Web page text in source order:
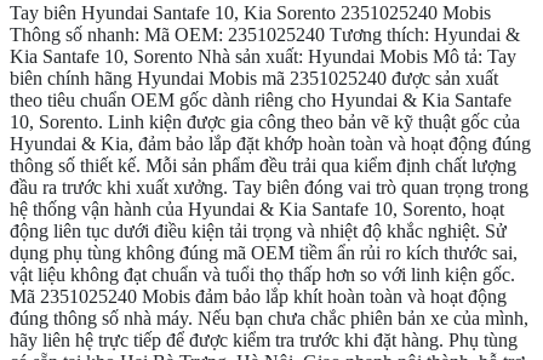
Tay biên Hyundai Santafe 10, Kia Sorento 2351025240 Mobis
Thông số nhanh: Mã OEM: 2351025240 Tương thích: Hyundai &
Kia Santafe 10, Sorento Nhà sản xuất: Hyundai Mobis Mô tả: Tay
biên chính hãng Hyundai Mobis mã 2351025240 được sản xuất
theo tiêu chuẩn OEM gốc dành riêng cho Hyundai & Kia Santafe
10, Sorento. Linh kiện được gia công theo bản vẽ kỹ thuật gốc của
Hyundai & Kia, đảm bảo lắp đặt khớp hoàn toàn và hoạt động đúng
thông số thiết kế. Mỗi sản phẩm đều trải qua kiểm định chất lượng
đầu ra trước khi xuất xưởng. Tay biên đóng vai trò quan trọng trong
hệ thống vận hành của Hyundai & Kia Santafe 10, Sorento, hoạt
động liên tục dưới điều kiện tải trọng và nhiệt độ khắc nghiệt. Sử
dụng phụ tùng không đúng mã OEM tiềm ẩn rủi ro kích thước sai,
vật liệu không đạt chuẩn và tuổi thọ thấp hơn so với linh kiện gốc.
Mã 2351025240 Mobis đảm bảo lắp khít hoàn toàn và hoạt động
đúng thông số nhà máy. Nếu bạn chưa chắc phiên bản xe của mình,
hãy liên hệ trực tiếp để được kiểm tra trước khi đặt hàng. Phụ tùng